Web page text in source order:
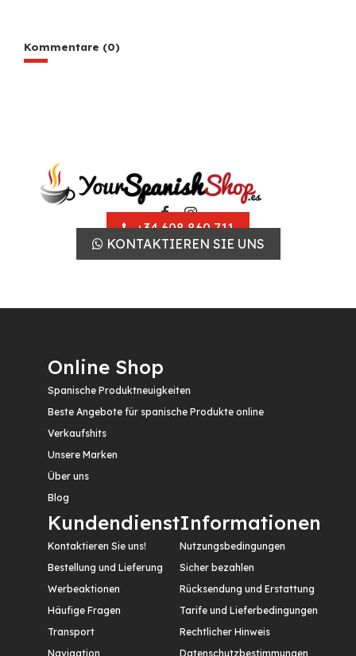
Kommentare (0)
+34 608 860 711
KONTAKTIEREN SIE UNS
Online Shop
Spanische Produktneuigkeiten
Beste Angebote für spanische Produkte online
Verkaufshits
Unsere Marken
Über uns
Blog
Kundendienst
Kontaktieren Sie uns!
Bestellung und Lieferung
Werbeaktionen
Häufige Fragen
Transport
Navigation
Informationen
Nutzungsbedingungen
Sicher bezahlen
Rücksendung und Erstattung
Tarife und Lieferbedingungen
Rechtlicher Hinweis
Datenschutzbestimmungen